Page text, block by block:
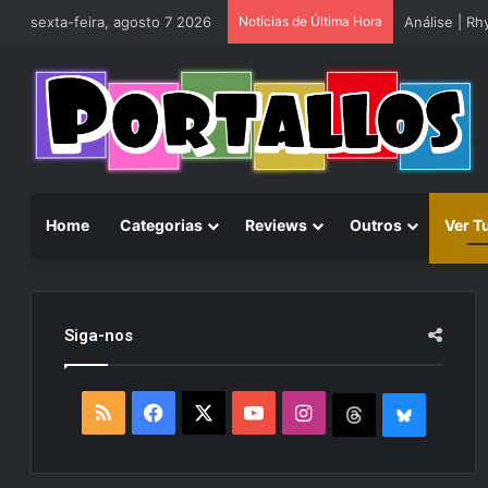
sexta-feira, agosto 7 2026 Notícias de Última Hora Análise |
Home Categorias Reviews Outros Ver
Siga-nos
R
F
Y
I